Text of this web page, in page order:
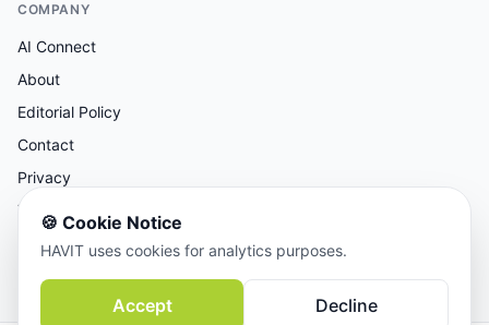
COMPANY
AI Connect
About
Editorial Policy
Contact
Privacy
Terms
AI-assisted research, human-reviewed editorial.
🍪 Cookie Notice
HAVIT uses cookies for analytics purposes.
Accept Decline